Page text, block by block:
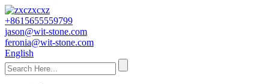
+8615655559799
jason@wit-stone.com
feronia@wit-stone.com
English